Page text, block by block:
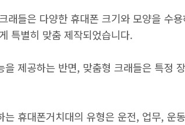
래들은 다양한 휴대폰 크기와 모양을 수
특별히 맞춤 제작되었습니다.
을 제공하는 반면, 맞춤형 크래들은 특정
는 휴대폰거치대의 유형은 운전, 업무, 운